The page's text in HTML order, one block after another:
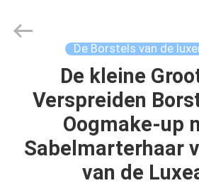
PRODUCTEN
ONGEVEER
Chanmy
Cosmetics
De Borstels van de
De kleine
Verspreiden
Oogmake-up
Sabelmarterhaar
van de